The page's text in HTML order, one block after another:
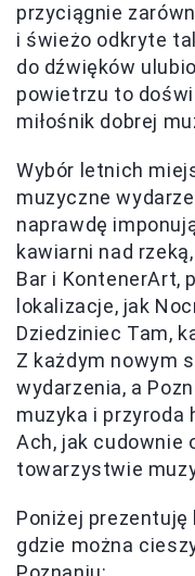
przyciągnie
i świeżo odkryte
do dźwięków
powietrzu to
miłośnik dobrej
Wybór letnich
muzyczne
naprawdę
kawiarni nad
Bar i KontenerArt,
lokalizacje, jak
Dziedziniec Tam,
Z każdym nowym
wydarzenia, a
muzyka i przyroda
Ach, jak cudownie
towarzystwie
Poniżej
gdzie można